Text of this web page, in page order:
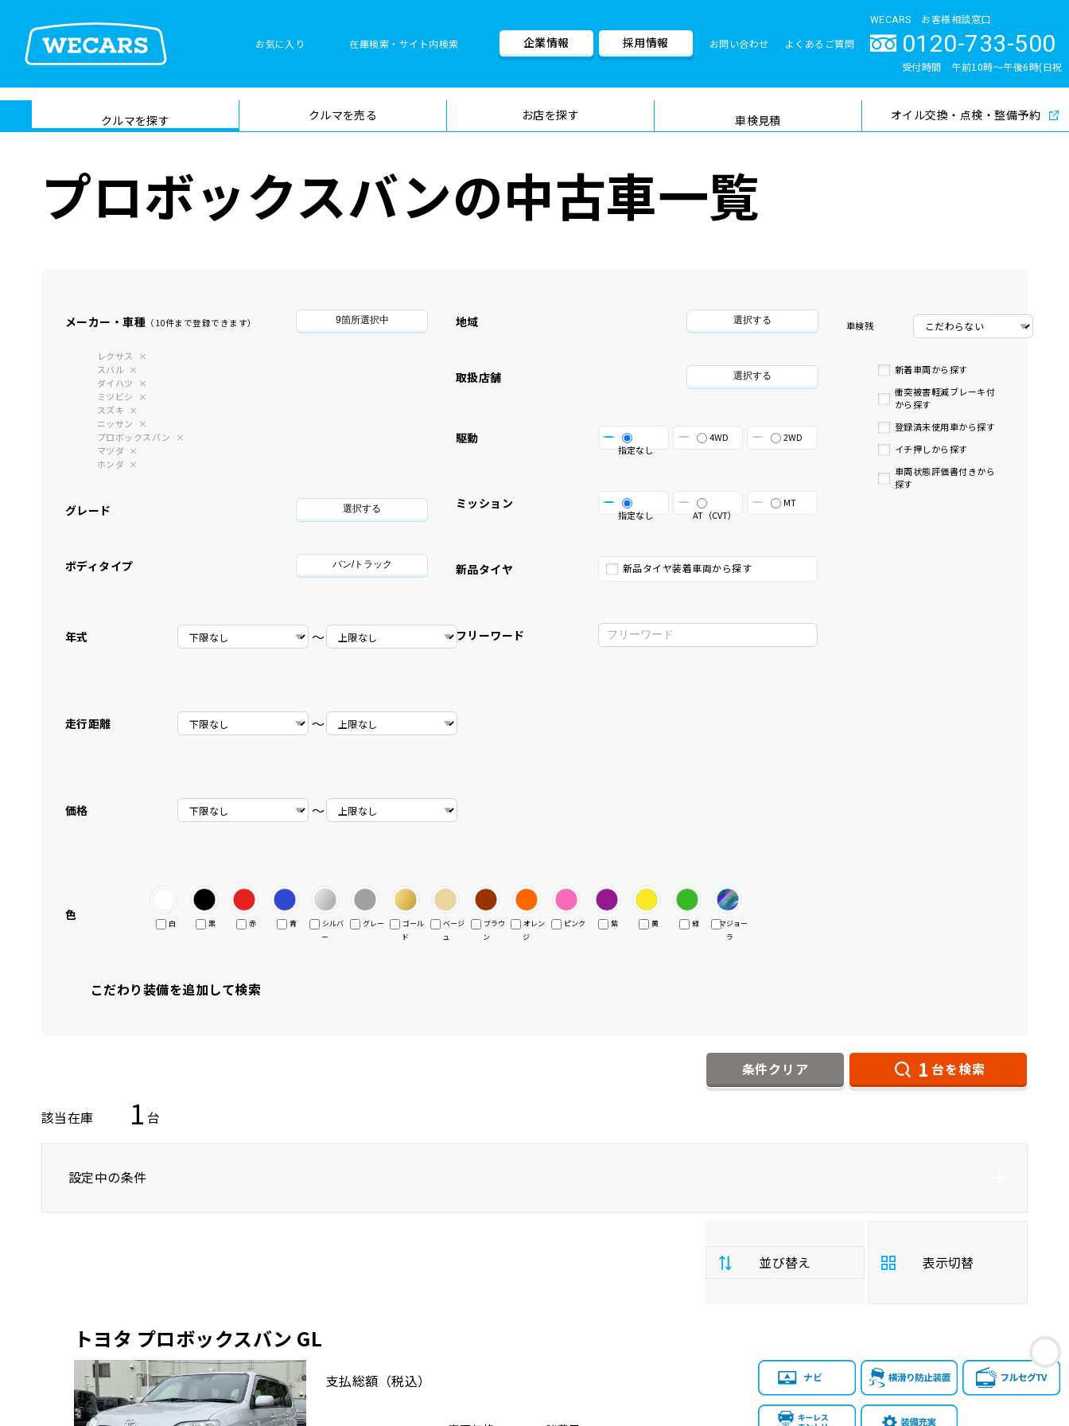
お気に入り 在庫検索・サイト内検索
在庫検索
サイト内検
索
検索
企業情報 採用情報 お問い合わせ よくあるご質問
WECARS お客様相談窓口
0120-733-500
受付時間 午前10時〜午後6時(日祝
クルマを探す クルマを売る お店を探す 車検見積
車検料金・メニュー 品質管理とサポート体制
オイル交換・点検・整備予約
プロボックスバンの中古車一覧
メーカー・車種 （10件まで登録できます） 9箇所選択中
レクサス
スバル
ダイハツ
ミツビシ
スズキ
ニッサン
プロボックスバン
マツダ
ホンダ
グレード 選択する
ボディタイプ バン/トラック
年式 〜
走行距離 〜
価格 〜
地域 選択する
取扱店舗 選択する
駆動
指定なし
4WD 2WD
ミッション
指定なし AT（CVT）
MT
新品タイヤ 新品タイヤ装着車両から探す
フリーワード
車検残
新着車両から探す
衝突被害軽減ブレーキ付
から探す
登録済未使用車から探す
イチ押しから探す
車両状態評価書付きから
探す
色
白 黒 赤 青
シルバ
ー
グレー
ゴール
ド
ベージ
ュ
ブラウ
ン
オレン
ジ
ピンク 紫 黄 緑
マジョー
ラ
こだわり装備を追加して検索
条件クリア 1 台を検索
該当在庫 1 台
設定中の条件
並び替え
払
総
額
安い順 高い順
年
表示切替
お
トヨタ プロボックスバン GL
支払総額 （税込）